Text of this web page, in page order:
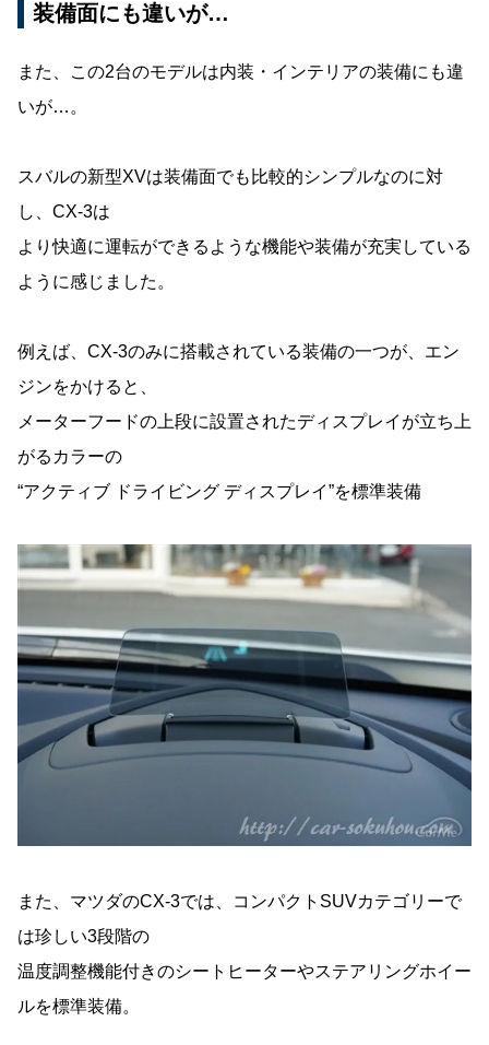
装備面にも違いが…
また、この2台のモデルは内装・インテリアの装備にも違
いが…。
スバルの新型XVは装備面でも比較的シンプルなのに対
し、CX-3は
より快適に運転ができるような機能や装備が充実している
ように感じました。
例えば、CX-3のみに搭載されている装備の一つが、エン
ジンをかけると、
メーターフードの上段に設置されたディスプレイが立ち上
がるカラーの
“アクティブ ドライビング ディスプレイ”を標準装備
また、マツダのCX-3では、コンパクトSUVカテゴリーで
は珍しい3段階の
温度調整機能付きのシートヒーターやステアリングホイー
ルを標準装備。